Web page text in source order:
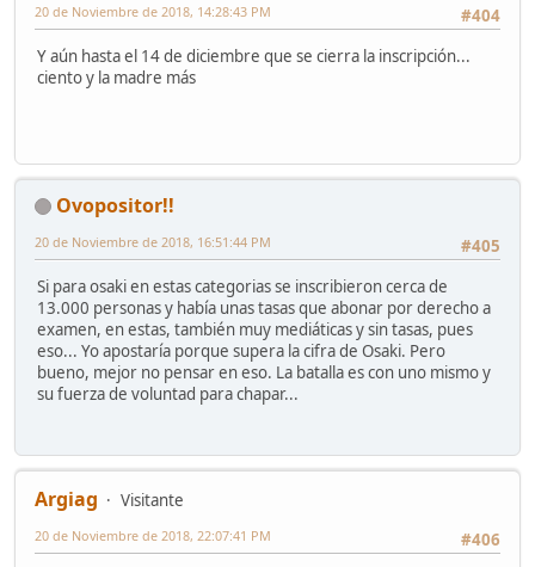
#404
20 de Noviembre de 2018, 14:28:43 PM
Y aún hasta el 14 de diciembre que se cierra la inscripción...
ciento y la madre más
Ovopositor!!
#405
20 de Noviembre de 2018, 16:51:44 PM
Si para osaki en estas categorias se inscribieron cerca de
13.000 personas y había unas tasas que abonar por derecho a
examen, en estas, también muy mediáticas y sin tasas, pues
eso... Yo apostaría porque supera la cifra de Osaki. Pero
bueno, mejor no pensar en eso. La batalla es con uno mismo y
su fuerza de voluntad para chapar...
Argiag
Visitante
#406
20 de Noviembre de 2018, 22:07:41 PM